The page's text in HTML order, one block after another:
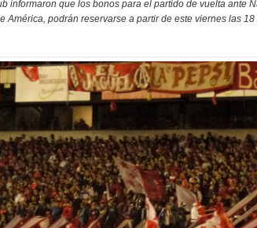
informaron que los bonos para el partido de vuelta ante
América, podrán reservarse a partir de este viernes las